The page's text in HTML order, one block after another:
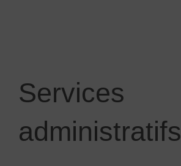
Services
administratifs